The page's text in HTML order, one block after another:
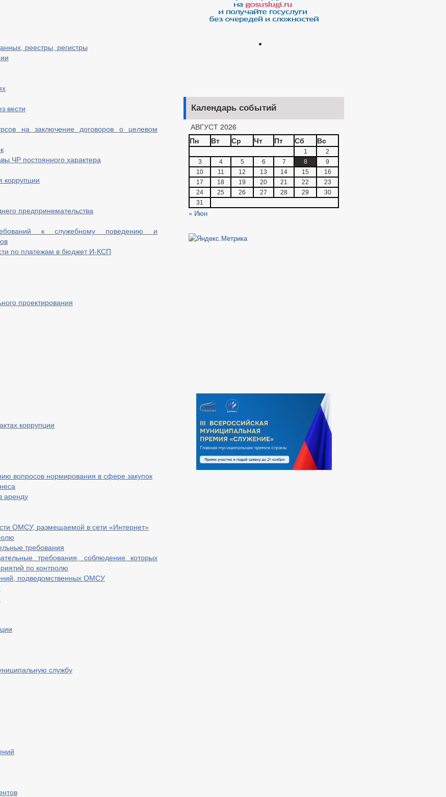
реестры, регистры
вести
на заключение договоров о целевом
ЧР постоянного характера
коррупции
предпринемательства
к служебному поведению и
по платежам в бюджет И-КСП
проектирования
коррупции
вопросов нормирования в сфере закупок
аренду
ОМСУ, размещаемой в сети «Интернет»
требования
требования, соблюдение которых
по контролю
подведомственных ОМСУ
службу
Календарь событий
АВГУСТ 2026
Пн
Вт Ср Чт Пт Сб Вс
1
2
3
4 5 6 7 8
9
10
11 12 13 14 15
16
17
18 19 20 21 22
23
24
25 26 27 28 29
30
31
« Июн